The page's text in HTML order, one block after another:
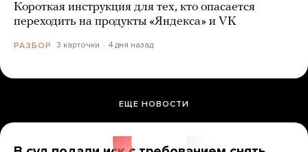
Короткая инструкция для тех, кто опасается
переходить на продукты «Яндекса» и VK
РАЗБОР 3 карточки 4 дня назад
ЕЩЕ НОВОСТИ